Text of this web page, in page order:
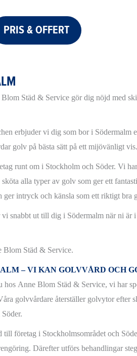
PRIS & OFFERT
Städ & Service gör dig nöjd med
erbjuder vi dig som bor i Södermalm
golv på bästa sätt på ett mijövänligt
runt om i Stockholm och Söder. Vi
alla typer av golv som ger ett
ger intryck och känsla som ett riktigt bra
snabbt ut till dig i Södermalm när ni är
Blom Städ & Service.
– VI KAN GOLVVÅRD OCH
hos Anne Blom Städ & Service, vi har
golvvårdare återställer golvytor efter
till företag i Stockholmsområdet och
Därefter utförs behandlingar